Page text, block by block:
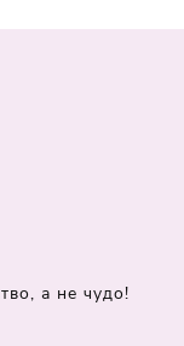
а не чудо!